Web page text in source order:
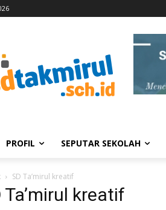
PROFIL SEPUTAR SEKOLAH
SD Ta’mirul kreatif
Ta’mirul kreatif